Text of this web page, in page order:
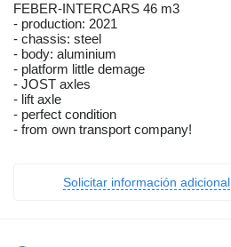
FEBER-INTERCARS 46 m3
- production: 2021
- chassis: steel
- body: aluminium
- platform little demage
- JOST axles
- lift axle
- perfect condition
- from own transport company!
Solicitar información adicional